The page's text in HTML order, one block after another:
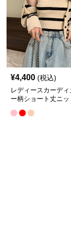
¥4,400 (税込)
レディースカーデ
ー柄ショート丈ニッ
ガン キャミソール